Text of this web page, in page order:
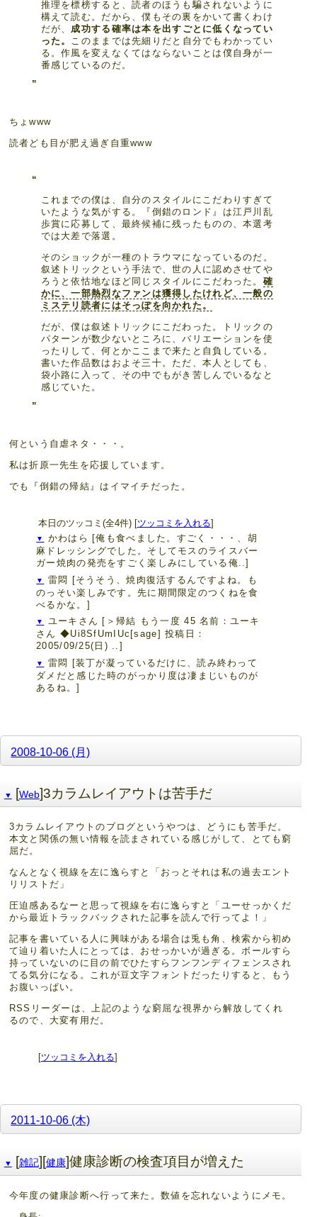
推理を標榜すると、読者のほうも騙されないように
構えて読む。だから、僕もその裏をかいて書くわけ
だが、成功する確率は本を出すごとに低くなってい
った。 このままでは先細りだと自分でもわかってい
る。作風を変えなくてはならないことは僕自身が一
番感じているのだ。
ちょwww
読者ども目が肥え過ぎ自重www
これまでの僕は、自分のスタイルにこだわりすぎて
いたような気がする。『倒錯のロンド』は江戸川乱
歩賞に応募して、最終候補に残ったものの、本選考
では大差で落選。
そのショックが一種のトラウマになっているのだ。
叙述トリックという手法で、世の人に認めさせてや
ろうと依怙地なほど同じスタイルにこだわった。 確
かに、一部熱烈なファンは獲得したけれど、一般の
ミステリ読者にはそっぽを向かれた。
だが、僕は叙述トリックにこだわった。トリックの
パターンが数少ないところに、バリエーションを使
ったりして、何とかここまで来たと自負している。
書いた作品数はおよそ三十。ただ、本人としても、
袋小路に入って、その中でもがき苦しんでいるなと
感じていた。
何という自虐ネタ・・・。
私は折原一先生を応援しています。
でも『倒錯の帰結』はイマイチだった。
本日のツッコミ(全4件) [ツッコミを入れる]
▼ かわはら
[俺も食べました。すごく・・・、胡
麻ドレッシングでした。そしてモスのライスバー
ガー焼肉の発売をすごく楽しみにしている俺..]
▼ 雷悶
[そうそう、焼肉復活するんですよね。も
のっそい楽しみです。先に期間限定のつくねを食
べるかな。]
▼ ユーキさん [＞帰結 もう一度 45 名前：ユーキ
さん ◆Ui8SfUmIUc[sage] 投稿日：
2005/09/25(日) ..]
▼ 雷悶 [装丁が凝っているだけに、読み終わって
ダメだと感じた時のがっかり度は凄まじいものが
あるね。]
2008-10-06 (月)
▼ [Web]3カラムレイアウトは苦手だ
3カラムレイアウトのブログというやつは、どうにも苦手だ。
本文と関係の無い情報を読まされている感じがして、とても窮
屈だ。
なんとなく視線を左に逸らすと「おっとそれは私の過去エント
リリストだ」
圧迫感あるなーと思って視線を右に逸らすと「ユーせっかくだ
から最近トラックバックされた記事を読んで行ってよ！」
記事を書いている人に興味がある場合は兎も角、検索から初め
て辿り着いた人にとっては、おせっかいが過ぎる。ボールすら
持っていないのに目の前でひたすらフンフンディフェンスされ
てる気分になる。これが豆文字フォントだったりすると、もう
お腹いっぱい。
RSSリーダーは、上記のような窮屈な視界から解放してくれ
るので、大変有用だ。
[ツッコミを入れる]
2011-10-06 (木)
▼ [雑記][健康]健康診断の検査項目が増えた
今年度の健康診断へ行って来た。数値を忘れないようにメモ。